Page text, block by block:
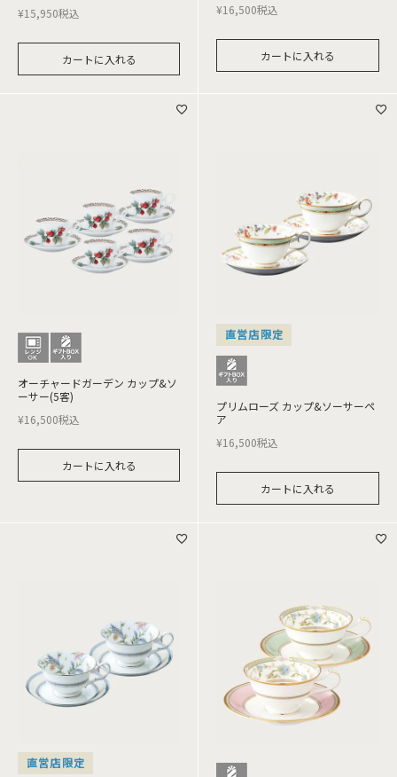
¥15,950税込
カートに入れる
¥16,500税込
カートに入れる
オーチャードガーデン カップ&ソ
ーサー(5客)
¥16,500税込
カートに入れる
直営店限定
プリムローズ カップ&ソーサーペ
ア
¥16,500税込
カートに入れる
直営店限定